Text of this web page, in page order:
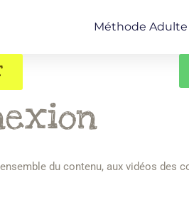
Méthode Adulte
du contenu, aux vidéos des